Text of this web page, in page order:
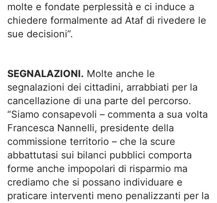
molte e fondate perplessità e ci induce a
chiedere formalmente ad Ataf di rivedere le
sue decisioni”.
SEGNALAZIONI. Molte anche le
segnalazioni dei cittadini, arrabbiati per la
cancellazione di una parte del percorso.
“Siamo consapevoli – commenta a sua volta
Francesca Nannelli, presidente della
commissione territorio – che la scure
abbattutasi sui bilanci pubblici comporta
forme anche impopolari di risparmio ma
crediamo che si possano individuare e
praticare interventi meno penalizzanti per la